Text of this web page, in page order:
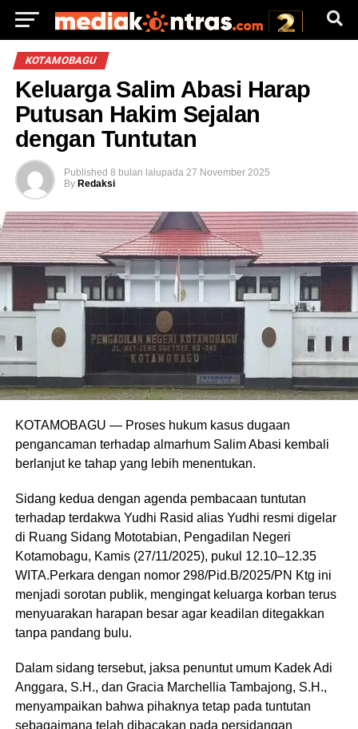
KOTAMOBAGU
Keluarga Salim Abasi Harap
Putusan Hakim Sejalan
dengan Tuntutan
Published 8 bulan lalupada 27 November 2025
By Redaksi
KOTAMOBAGU — Proses hukum kasus dugaan
pengancaman terhadap almarhum Salim Abasi kembali
berlanjut ke tahap yang lebih menentukan.
Sidang kedua dengan agenda pembacaan tuntutan
terhadap terdakwa Yudhi Rasid alias Yudhi resmi digelar
di Ruang Sidang Mototabian, Pengadilan Negeri
Kotamobagu, Kamis (27/11/2025), pukul 12.10–12.35
WITA.Perkara dengan nomor 298/Pid.B/2025/PN Ktg ini
menjadi sorotan publik, mengingat keluarga korban terus
menyuarakan harapan besar agar keadilan ditegakkan
tanpa pandang bulu.
Dalam sidang tersebut, jaksa penuntut umum Kadek Adi
Anggara, S.H., dan Gracia Marchellia Tambajong, S.H.,
menyampaikan bahwa pihaknya tetap pada tuntutan
sebagaimana telah dibacakan pada persidangan